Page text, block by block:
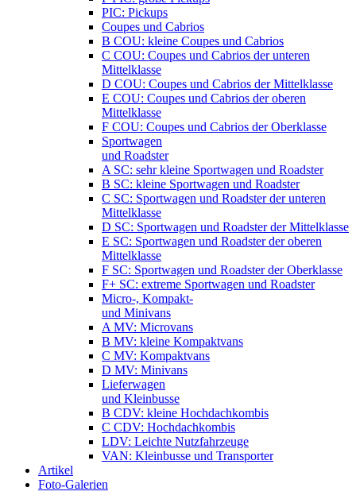
PIC: Pickups
Coupes und Cabrios
B COU: kleine Coupes und Cabrios
C COU: Coupes und Cabrios der unteren
Mittelklasse
D COU: Coupes und Cabrios der Mittelklasse
E COU: Coupes und Cabrios der oberen
Mittelklasse
F COU: Coupes und Cabrios der Oberklasse
Sportwagen
und Roadster
A SC: sehr kleine Sportwagen und Roadster
B SC: kleine Sportwagen und Roadster
C SC: Sportwagen und Roadster der unteren
Mittelklasse
D SC: Sportwagen und Roadster der Mittelklasse
E SC: Sportwagen und Roadster der oberen
Mittelklasse
F SC: Sportwagen und Roadster der Oberklasse
F+ SC: extreme Sportwagen und Roadster
Micro-, Kompakt-
und Minivans
A MV: Microvans
B MV: kleine Kompaktvans
C MV: Kompaktvans
D MV: Minivans
Lieferwagen
und Kleinbusse
B CDV: kleine Hochdachkombis
C CDV: Hochdachkombis
LDV: Leichte Nutzfahrzeuge
VAN: Kleinbusse und Transporter
Artikel
Foto-Galerien